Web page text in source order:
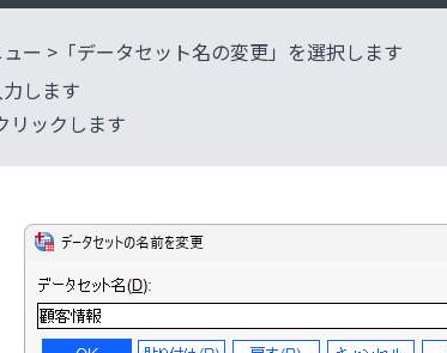
ュー >「データセット名の変更」を選択します
力します
リックします